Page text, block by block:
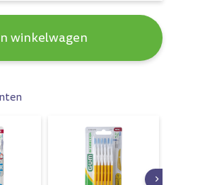
winkelwagen